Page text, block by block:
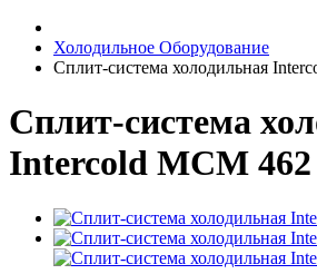
Холодильное Оборудование
Сплит-система холодильная
Сплит-система
Intercold MCM 462